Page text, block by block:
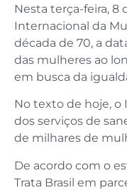
Nesta terça-feira, 8
Internacional da
década de 70, a
das mulheres ao
em busca da
No texto de hoje, o
dos serviços de
de milhares de
De acordo com o
Trata Brasil em